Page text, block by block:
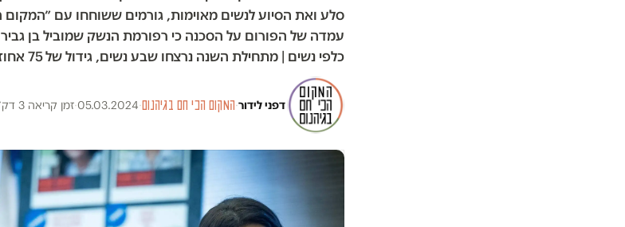
סלע ואת הסיוע לנשים מאוימות, גורמים ששוחחו עם ״המקום
עמדה של הפורום על הסכנה כי רפורמת הנשק שמוביל בן
כלפי נשים | מתחילת השנה נרצחו שבע נשים, גידול של 75 אחוז לעומת השנה שעברה
דפני לידור·המקום הכי חם בגיהנום·
05.03.2024
·זמן קריאה 3 דק׳